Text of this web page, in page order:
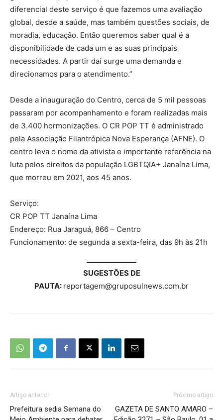
diferencial deste serviço é que fazemos uma avaliação
global, desde a saúde, mas também questões sociais, de
moradia, educação. Então queremos saber qual é a
disponibilidade de cada um e as suas principais
necessidades. A partir daí surge uma demanda e
direcionamos para o atendimento.”
Desde a inauguração do Centro, cerca de 5 mil pessoas
passaram por acompanhamento e foram realizadas mais
de 3.400 hormonizações. O CR POP TT é administrado
pela Associação Filantrópica Nova Esperança (AFNE). O
centro leva o nome da ativista e importante referência na
luta pelos direitos da população LGBTQIA+ Janaína Lima,
que morreu em 2021, aos 45 anos.
Serviço:
CR POP TT Janaína Lima
Endereço: Rua Jaraguá, 866 – Centro
Funcionamento: de segunda a sexta-feira, das 9h às 21h
SUGESTÕES DE
PAUTA: reportagem@gruposulnews.com.br
Artigo anterior
Prefeitura sedia Semana do
Próximo artigo
GAZETA DE SANTO AMARO –